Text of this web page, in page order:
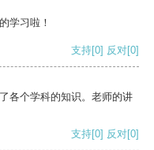
学习啦！
支持[0] 反对[0]
各个学科的知识。老师的讲
支持[0] 反对[0]